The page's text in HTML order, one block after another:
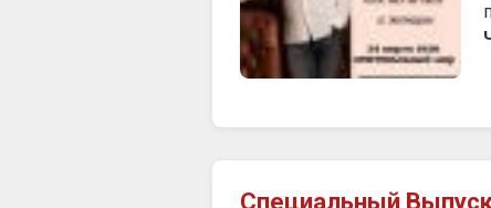
Специальный